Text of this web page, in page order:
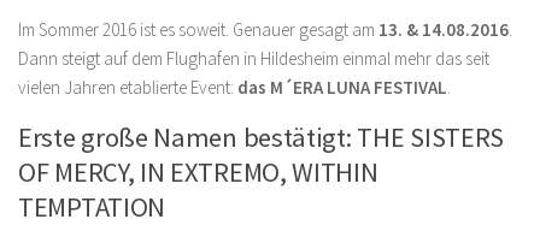
Im Sommer 2016 ist es soweit. Genauer gesagt am 13. & 14.08.2016
Dann steigt auf dem Flughafen in Hildesheim einmal mehr das seit
vielen Jahren etablierte Event: das M´ERA LUNA FESTIVAL
Erste große Namen bestätigt: THE SISTERS
OF MERCY, IN EXTREMO, WITHIN
TEMPTATION